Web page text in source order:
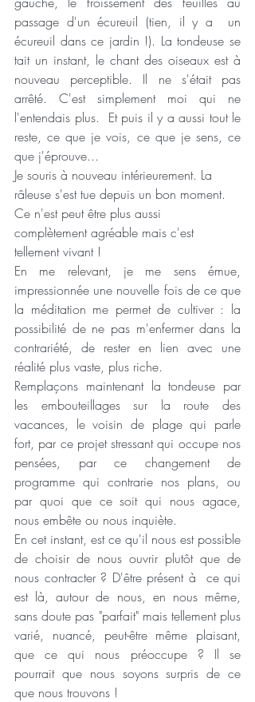
passage d'un écureuil (tien, il y a  un
écureuil dans ce jardin !). La tondeuse se
tait un instant, le chant des oiseaux est à
nouveau perceptible. Il ne s'était pas
arrêté. C'est simplement moi qui ne
l'entendais plus.  Et puis il y a aussi tout le
reste, ce que je vois, ce que je sens, ce
que j'éprouve...
Je souris à nouveau intérieurement. La
râleuse s'est tue depuis un bon moment.
Ce n'est peut être plus aussi
complètement agréable mais c'est
tellement vivant !
En me relevant, je me sens émue,
impressionnée une nouvelle fois de ce que
la méditation me permet de cultiver : la
possibilité de ne pas m'enfermer dans la
contrariété, de rester en lien avec une
réalité plus vaste, plus riche.
Remplaçons maintenant la tondeuse par
les embouteillages sur la route des
vacances, le voisin de plage qui parle
fort, par ce projet stressant qui occupe nos
pensées, par ce changement de
programme qui contrarie nos plans, ou
par quoi que ce soit qui nous agace,
nous embête ou nous inquiète.
En cet instant, est ce qu'il nous est possible
de choisir de nous ouvrir plutôt que de
nous contracter ? D'être présent à  ce qui
est là, autour de nous, en nous même,
sans doute pas "parfait" mais tellement plus
varié, nuancé, peut-être même plaisant,
que ce qui nous préoccupe ? Il se
pourrait que nous soyons surpris de ce
que nous trouvons !